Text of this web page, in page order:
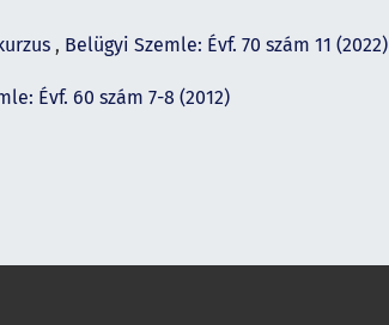
, Belügyi Szemle: Évf. 70 szám 11 (2022)
Évf. 60 szám 7-8 (2012)